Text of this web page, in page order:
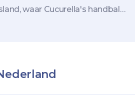
waar Cucurella's handbal